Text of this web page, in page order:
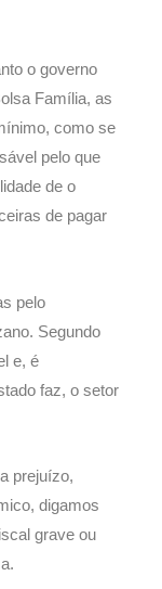
o governo
Família, as
como se
pelo que
de o
de pagar
pelo
Segundo
e, é
faz, o setor
prejuízo,
digamos
grave ou